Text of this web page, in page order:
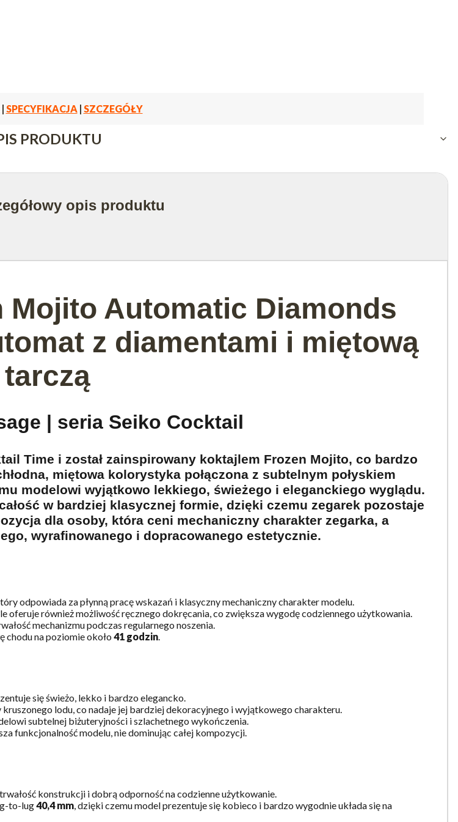
| SPECYFIKACJA| SZCZEGÓŁY
PRODUKTU
opis produktu
Mojito Automatic Diamonds
z diamentami i miętową
tarczą
| seria Seiko Cocktail
Time i został zainspirowany koktajlem Frozen Mojito, co bardzo
miętowa kolorystyka połączona z subtelnym połyskiem
modelowi wyjątkowo lekkiego, świeżego i eleganckiego wyglądu.
w bardziej klasycznej formie, dzięki czemu zegarek pozostaje
dla osoby, która ceni mechaniczny charakter zegarka, a
wyrafinowanego i dopracowanego estetycznie.
odpowiada za płynną pracę wskazań i klasyczny mechaniczny charakter modelu.
oferuje również możliwość ręcznego dokręcania, co zwiększa wygodę codziennego użytkowania.
mechanizmu podczas regularnego noszenia.
chodu na poziomie około 41 godzin.
się świeżo, lekko i bardzo elegancko.
lodu, co nadaje jej bardziej dekoracyjnego i wyjątkowego charakteru.
subtelnej biżuteryjności i szlachetnego wykończenia.
funkcjonalność modelu, nie dominując całej kompozycji.
konstrukcji i dobrą odporność na codzienne użytkowanie.
to-lug40,4 mm, dzięki czemu model prezentuje się kobieco i bardzo wygodnie układa się na